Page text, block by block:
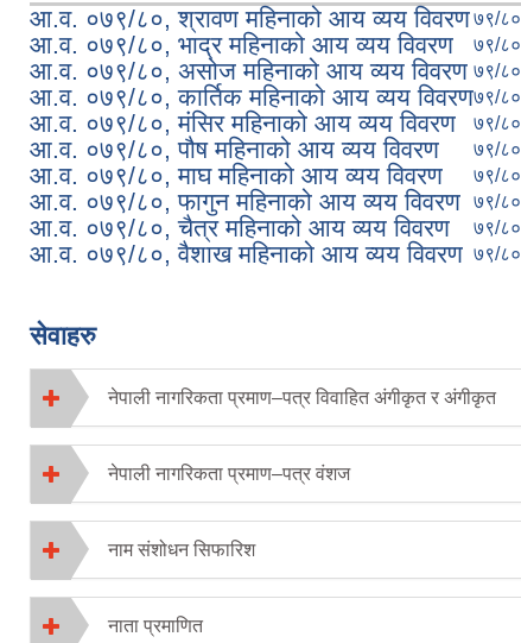
आ.व. ०७९/८०, श्रावण महिनाको आय व्यय विवरण७९/८०
आ.व. ०७९/८०, भाद्र महिनाको आय व्यय विवरण ७९/८०
आ.व. ०७९/८०, असोज महिनाको आय व्यय विवरण ७९/८०
आ.व. ०७९/८०, कार्तिक महिनाको आय व्यय विवरण७९/८०
आ.व. ०७९/८०, मंसिर महिनाको आय व्यय विवरण ७९/८०
आ.व. ०७९/८०, पौष महिनाको आय व्यय विवरण ७९/८०
आ.व. ०७९/८०, माघ महिनाको आय व्यय विवरण ७९/८०
आ.व. ०७९/८०, फागुन महिनाको आय व्यय विवरण ७९/८०
आ.व. ०७९/८०, चैत्र महिनाको आय व्यय विवरण ७९/८०
आ.व. ०७९/८०, वैशाख महिनाको आय व्यय विवरण ७९/८०
सेवाहरु
नेपाली नागरिकता प्रमाण–पत्र विवाहित अंगीकृत र अंगीकृत
नेपाली नागरिकता प्रमाण–पत्र वंशज
नाम संशोधन सिफारिश
नाता प्रमाणित